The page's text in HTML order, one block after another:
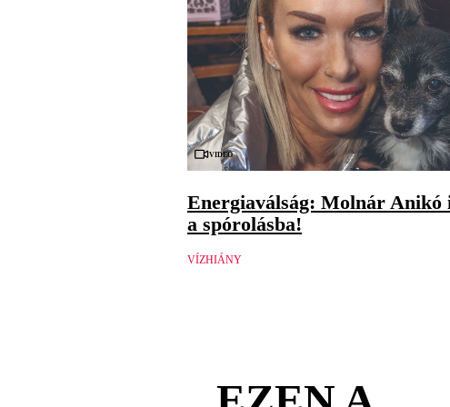
Videó
Energiaválság: Molnár Anikó
a spórolásba!
VÍZHIÁNY